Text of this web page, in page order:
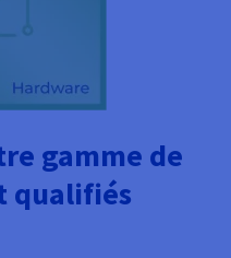
gamme de
qualifiés